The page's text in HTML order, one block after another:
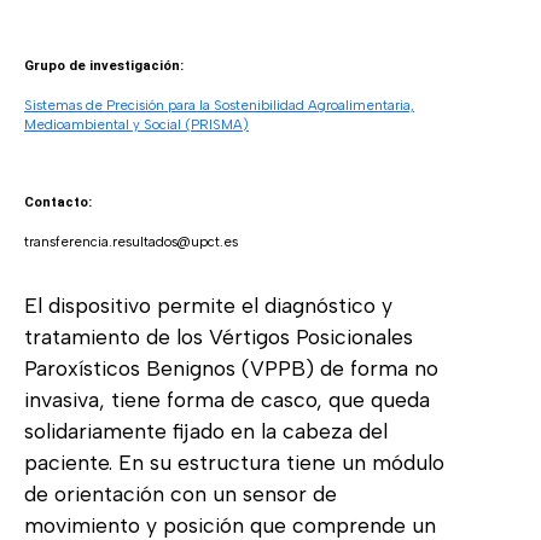
Grupo de investigación:
Sistemas de Precisión para la Sostenibilidad Agroalimentaria,
Medioambiental y Social (PRISMA)
Contacto:
transferencia.resultados@upct.es
El dispositivo permite el diagnóstico y
tratamiento de los Vértigos Posicionales
Paroxísticos Benignos (VPPB) de forma no
invasiva, tiene forma de casco, que queda
solidariamente fijado en la cabeza del
paciente. En su estructura tiene un módulo
de orientación con un sensor de
movimiento y posición que comprende un